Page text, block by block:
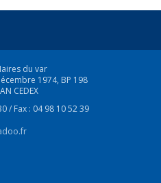
du var
1974, BP 198
CEDEX
/ Fax : 04 98 10 52 39